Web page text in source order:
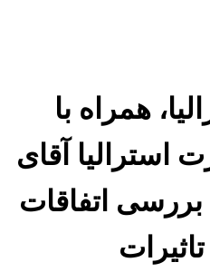
همراه با
استرالیا آقای
اتفاقات